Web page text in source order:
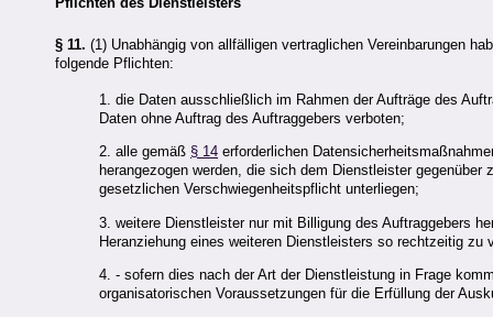
§ 11. (1) Unabhängig von allfälligen vertraglichen Vereinbarungen
folgende Pflichten:
1. die Daten ausschließlich im Rahmen der Aufträge des
Daten ohne Auftrag des Auftraggebers verboten;
2. alle gemäß § 14 erforderlichen
herangezogen werden, die sich dem Dienstleister
gesetzlichen Verschwiegenheitspflicht unterliegen;
3. weitere Dienstleister nur mit Billigung des Auftraggebers
Heranziehung eines weiteren Dienstleisters so rechtzeitig
4. - sofern dies nach der Art der Dienstleistung in Frage
organisatorischen Voraussetzungen für die Erfüllung der